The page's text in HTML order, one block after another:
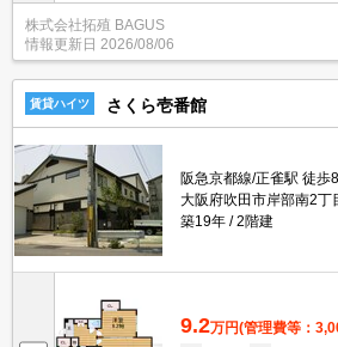
ＢＯＸ、ＴＶモニターホン完備。
株式会社拓殖 BAGUS
情報更新日 2026/08/06
賃貸ハイツ さくら壱番館
阪急京都線/正雀駅 徒歩
大阪府吹田市岸部南2丁
築19年
2階建
9.2万円(管理費等：